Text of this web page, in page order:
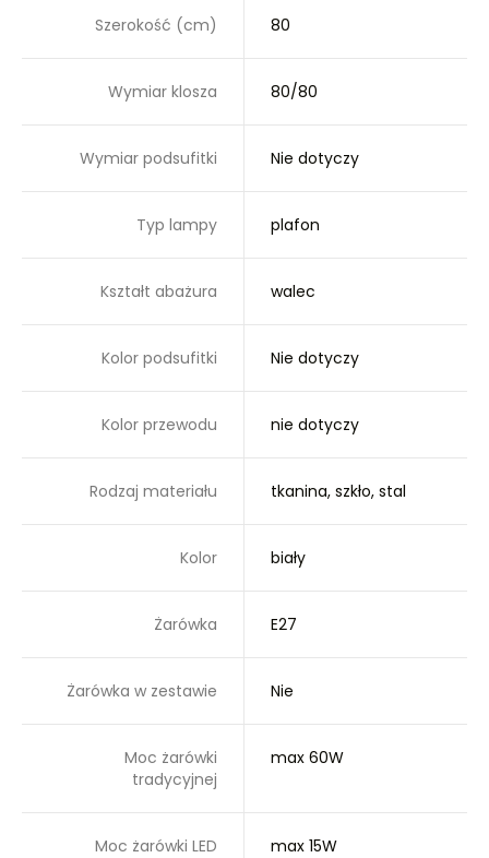
Szerokość (cm) 80
Wymiar klosza 80/80
Wymiar podsufitki Nie dotyczy
Typ lampy plafon
Kształt abażura walec
Kolor podsufitki Nie dotyczy
Kolor przewodu nie dotyczy
Rodzaj materiału tkanina, szkło, stal
Kolor biały
Żarówka E27
Żarówka w zestawie Nie
Moc żarówki
tradycyjnej
max 60W
Moc żarówki LED max 15W